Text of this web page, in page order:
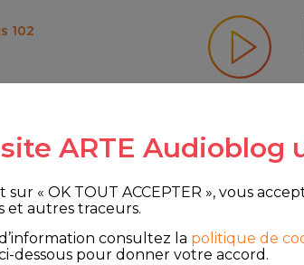
102
ARTE Audioblog
sur « OK TOUT ACCEPTER », vous
et autres traceurs.
consultez la politique de
dessous pour donner votre accord.